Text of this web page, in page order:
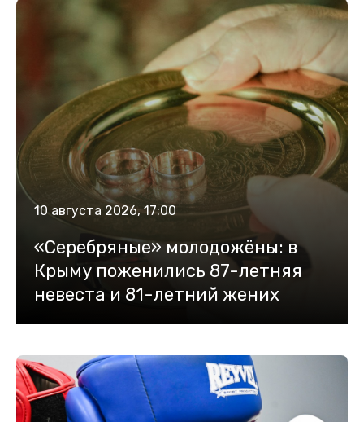
10 августа 2026, 17:00
«Серебряные» молодожёны: в
Крыму поженились 87-летняя
невеста и 81-летний жених